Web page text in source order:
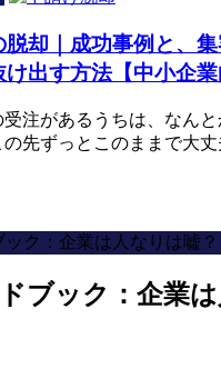
却｜成功事例と、
出す方法【中小企業
受注があるうちは、なん
先ずっとこのままで大丈
ブック：企業は